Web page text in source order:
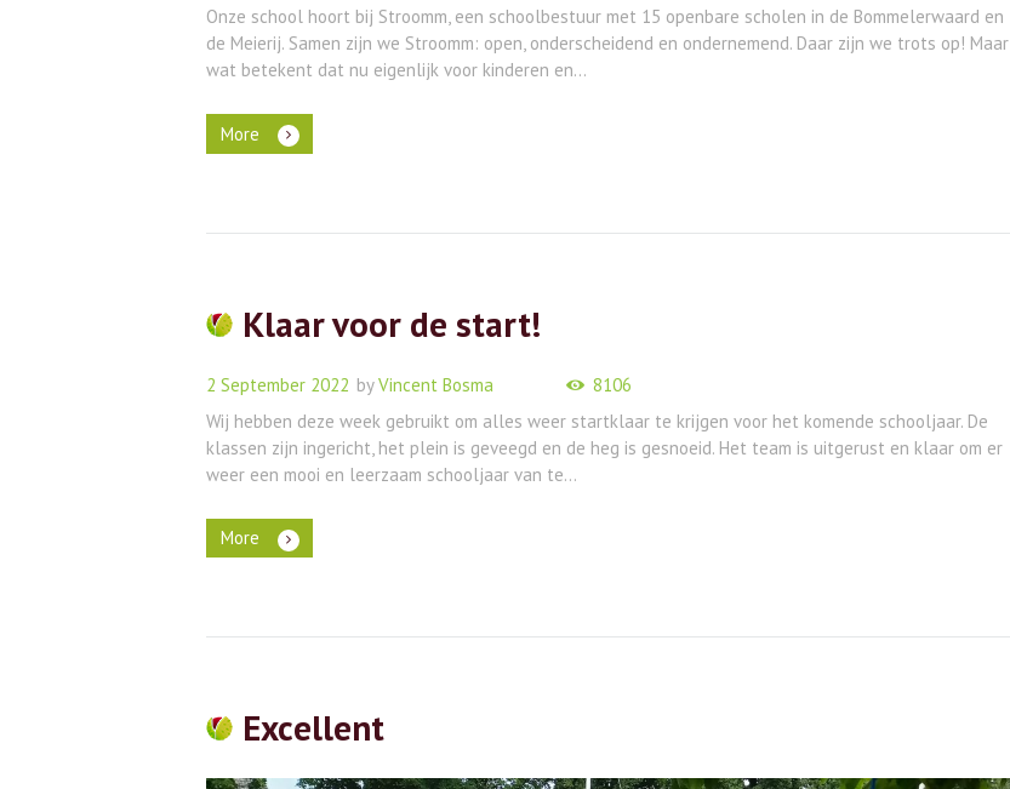
Onze school hoort bij Stroomm, een schoolbestuur met 15 openbare scholen in de Bommelerwaard en
de Meierij. Samen zijn we Stroomm: open, onderscheidend en ondernemend. Daar zijn we trots op! Maar
wat betekent dat nu eigenlijk voor kinderen en...
More
Klaar voor de start!
2 September 2022 byVincent Bosma
8106
Wij hebben deze week gebruikt om alles weer startklaar te krijgen voor het komende schooljaar. De
klassen zijn ingericht, het plein is geveegd en de heg is gesnoeid. Het team is uitgerust en klaar om er
weer een mooi en leerzaam schooljaar van te...
More
Excellent